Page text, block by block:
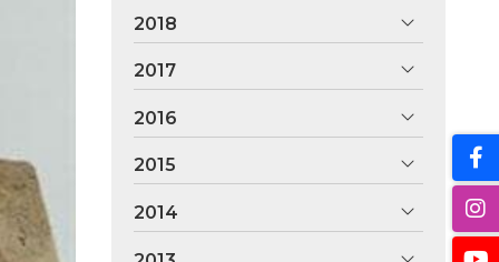
2018
2017
2016
2015
2014